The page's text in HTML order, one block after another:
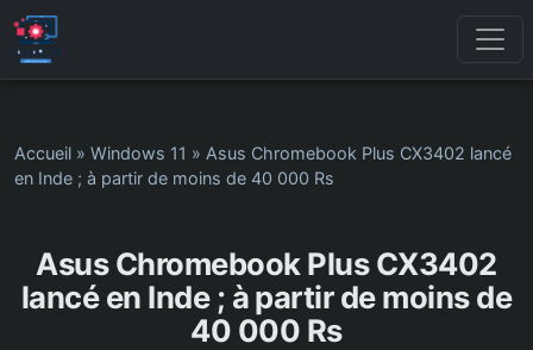
Accueil » Windows 11 » Asus Chromebook Plus CX3402 lancé
en Inde ; à partir de moins de 40 000 Rs
Asus Chromebook Plus CX3402
lancé en Inde ; à partir de moins de
40 000 Rs